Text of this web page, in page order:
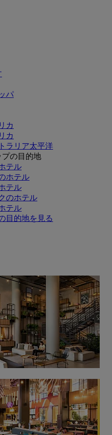
パ
カ
カ
ラリア太平洋
の目的地
テル
ホテル
テル
のホテル
テル
目的地を見る